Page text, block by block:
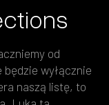
od
wyłącznie
naszą listę, to